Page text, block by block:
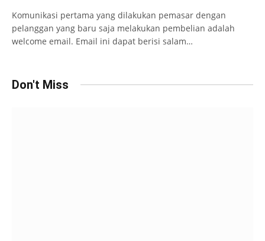
Komunikasi pertama yang dilakukan pemasar dengan
pelanggan yang baru saja melakukan pembelian adalah
welcome email. Email ini dapat berisi salam…
Don't Miss